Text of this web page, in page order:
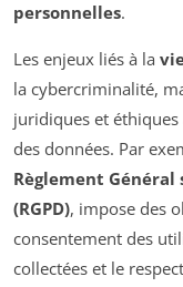
personnelles.
Les enjeux liés à la
la cybercriminalité,
juridiques et éthiques
des données. Par
Règlement Général
(RGPD), impose des
consentement des
collectées et le